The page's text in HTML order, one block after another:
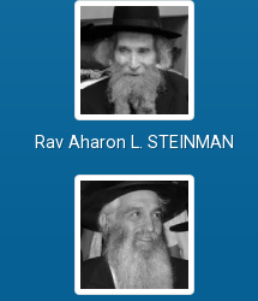
Rav Aharon L. STEINMAN